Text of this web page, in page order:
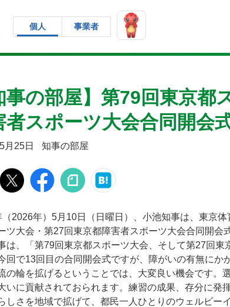
個人 事業者
事の部屋】第79回東京
者スポーツ大会合同開会
月25日 知事の部屋
（2026年）5月10日（日曜日）、小池知事は、東京
ツ大会・第27回東京都障害者スポーツ大会合同開会
は、「第79回東京都スポーツ大会、そして第27回
回で13回目の合同開会式ですが、障がいの有無に
の輪を拡げるということでは、大変良い機会です
いに貢献されておられます。練習の成果、存分に発
しさを地域で拡げて、都民一人ひとりのウェルビー